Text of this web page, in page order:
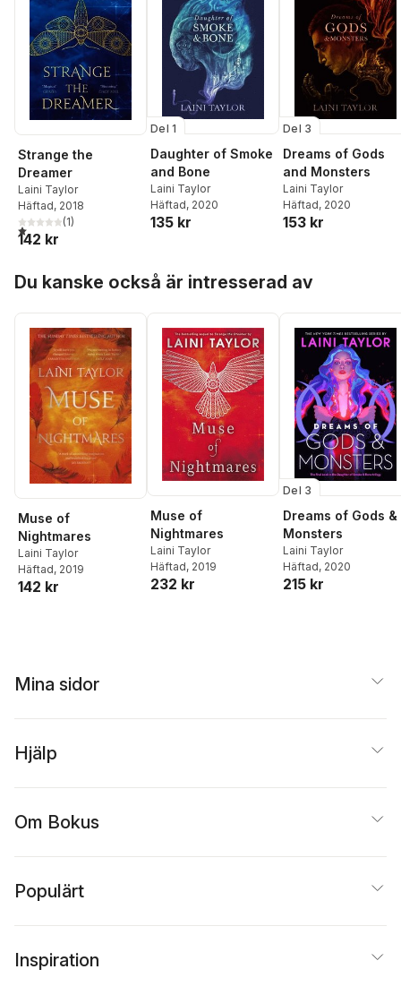
Strange the
Dreamer
Laini Taylor
Häftad, 2018
1,0utav 5 stjärnor. Totalt antal röster:
(1)
142 kr
Del 1
Daughter of Smoke
and Bone
Laini Taylor
Häftad, 2020
135 kr
Del 3
Dreams of Gods
and Monsters
Laini Taylor
Häftad, 2020
153 kr
Du kanske också är intresserad av
Muse of
Nightmares
Laini Taylor
Häftad, 2019
142 kr
Muse of
Nightmares
Laini Taylor
Häftad, 2019
232 kr
Del 3
Dreams of Gods &
Monsters
Laini Taylor
Häftad, 2020
215 kr
Mina sidor
Hjälp
Om Bokus
Populärt
Inspiration